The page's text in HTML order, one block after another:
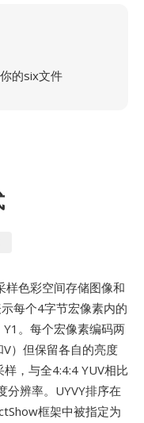
的six文件
样色彩空间存储图像和
每个4字节宏像素内的
。每个宏像素编码两
）但保留各自的亮度
，与全4:4:4 YUV相比
分辨率。UYVY排序在
框架中被指定为